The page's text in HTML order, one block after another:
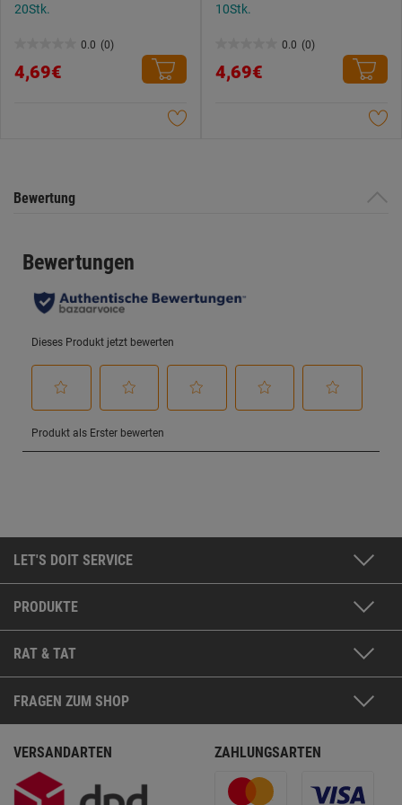
20Stk.
0.0 (0)
von
4,69€
10Stk.
0.0 (0)
von
4,69€
Bewertung
LET'S DOIT SERVICE
PRODUKTE
RAT & TAT
FRAGEN ZUM SHOP
VERSANDARTEN ZAHLUNGSARTEN